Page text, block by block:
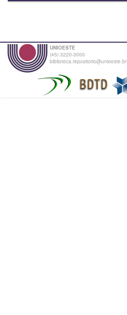
UNIOESTE
(45) 3220-3000
biblioteca.repositorio@unioeste.br